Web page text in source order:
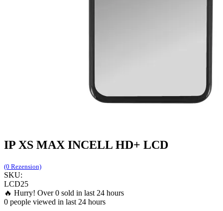
IP XS MAX INCELL HD+ LCD
(0 Rezension)
SKU:
LCD25
🔥 Hurry! Over0 sold in last 24 hours
0 people viewed in last 24 hours